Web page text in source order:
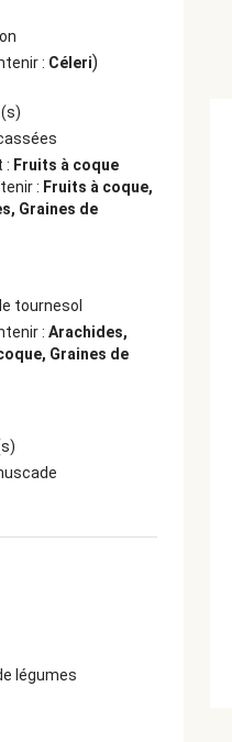
: Céleri)
: Fruits à coque
: Fruits à coque,
Graines de
tournesol
: Arachides,
Graines de
légumes